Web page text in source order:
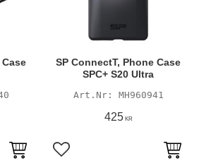
SP ConnectT, Phone Case
SPC+ S20 Ultra
MH960941
425KR
Lägg till i favoriter